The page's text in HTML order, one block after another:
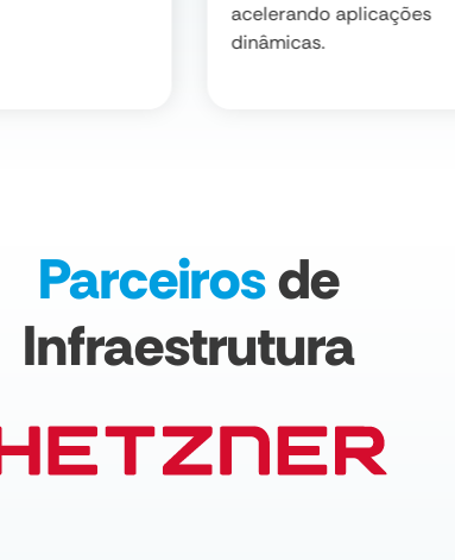
acelerando aplicações
dinâmicas.
Parceirosde
Infraestrutura